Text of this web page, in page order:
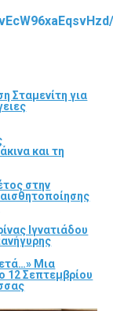
Σταμενίτη για
και τη
στην
Ιγνατιάδου
Μια
12 Σεπτεμβρίου